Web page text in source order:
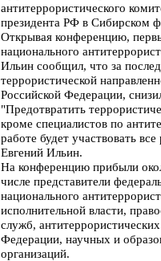
антитеррористического
президента РФ в Сибирском
Открывая конференцию,
национального
Ильин сообщил, что за
террористической
Российской Федерации,
"Предотвратить
кроме специалистов по
работе будет участвовать
Евгений Ильин.
На конференцию прибыли
числе представители
национального
исполнительной власти,
служб,
Федерации, научных и
организаций.